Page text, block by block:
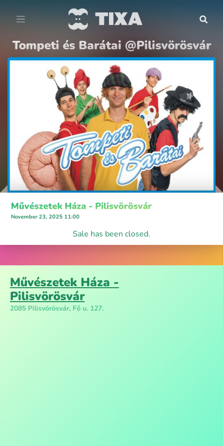
Tompeti és Barátai @Pilisvörösvár
Művészetek Háza - Pilisvörösvár
November 23, 2025 11:00
Sale has been closed.
Művészetek Háza -
Pilisvörösvár
2085 Pilisvörösvár, Fő u. 127.